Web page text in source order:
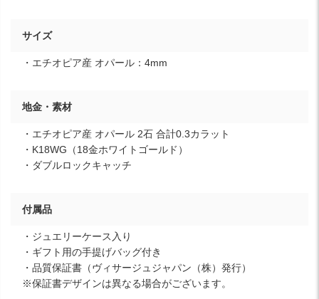
サイズ
・エチオピア産 オパール：4mm
地金・素材
・エチオピア産 オパール 2石 合計0.3カラット
・K18WG（18金ホワイトゴールド）
・ダブルロックキャッチ
付属品
・ジュエリーケース入り
・ギフト用の手提げバッグ付き
・品質保証書（ヴィサージュジャパン（株）発行）
※保証書デザインは異なる場合がございます。